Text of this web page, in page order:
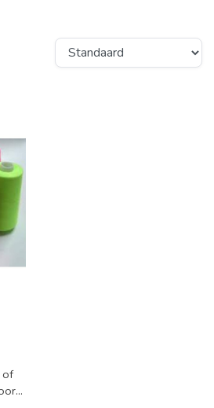
of